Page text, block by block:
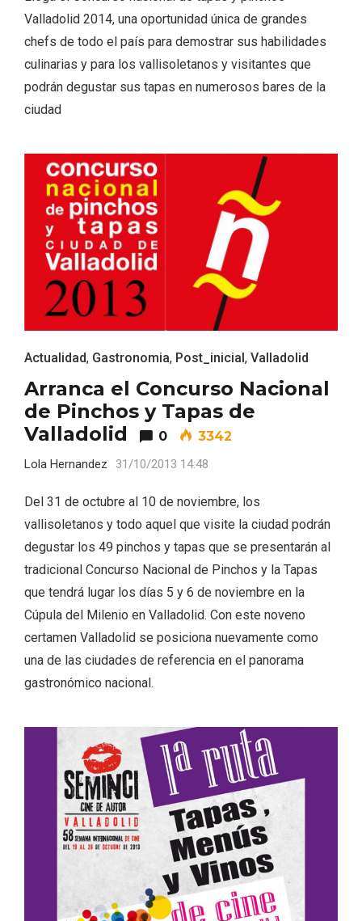
Valladolid 2014, una oportunidad única de grandes
chefs de todo el país para demostrar sus habilidades
culinarias y para los vallisoletanos y visitantes que
podrán degustar sus tapas en numerosos bares de la
ciudad
Actualidad, Gastronomia, Post_inicial, Valladolid
Arranca el Concurso Nacional
de Pinchos y Tapas de
Valladolid
0 3342
Lola Hernandez 31/10/2013 14:48
Del 31 de octubre al 10 de noviembre, los
vallisoletanos y todo aquel que visite la ciudad podrán
degustar los 49 pinchos y tapas que se presentarán al
tradicional Concurso Nacional de Pinchos y la Tapas
que tendrá lugar los días 5 y 6 de noviembre en la
Cúpula del Milenio en Valladolid. Con este noveno
certamen Valladolid se posiciona nuevamente como
una de las ciudades de referencia en el panorama
gastronómico nacional.
El Cronicón de Oña sale a la calle
Conciertos gratuitos del coro Wetherby
Preparatory School en Ávila y Salamanca